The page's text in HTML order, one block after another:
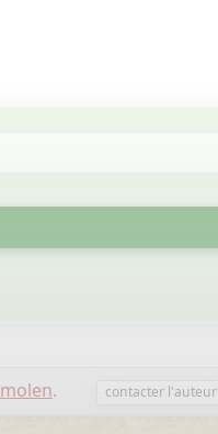
. contacter l'auteur